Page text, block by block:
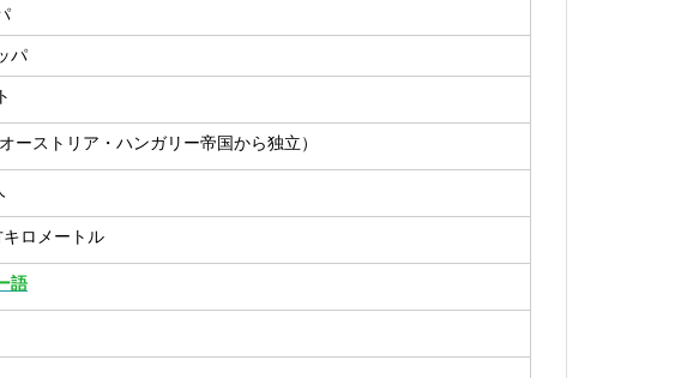
パ
ーストリア・ハンガリー帝国から独立）
ロメートル
語